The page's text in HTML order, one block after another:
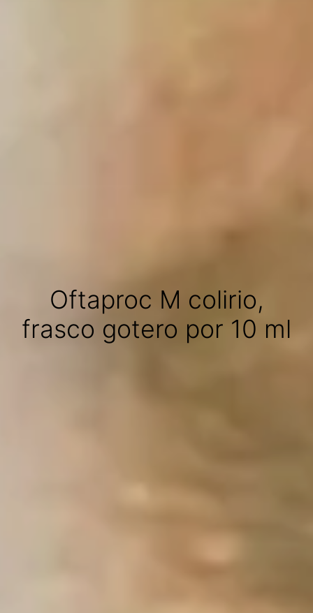
Oftaproc M colirio,
frasco gotero por 10 ml